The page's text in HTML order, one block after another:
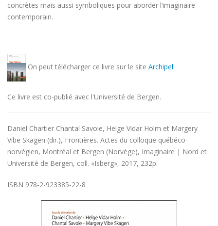
concrètes mais aussi symboliques pour aborder l’imaginaire
contemporain.
On peut télécharger ce livre sur le site Archipel.
Ce livre est co-publié avec l'Université de Bergen.
Daniel Chartier Chantal Savoie, Helge Vidar Holm et Margery
Vibe Skagen (dir.), Frontières. Actes du colloque québéco-
norvégien, Montréal et Bergen (Norvège), Imaginaire | Nord et
Université de Bergen, coll. «Isberg», 2017, 232p.
ISBN 978-2-923385-22-8